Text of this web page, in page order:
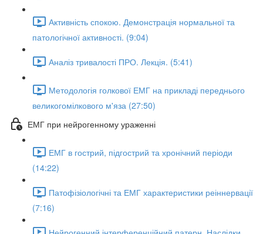
Активність спокою. Демонстрація нормальної та
патологічної активності. (9:04)
Аналіз тривалості ПРО. Лекція. (5:41)
Методологія голкової ЕМГ на прикладі переднього
великогомілкового м'яза (27:50)
ЕМГ при нейрогенному ураженні
ЕМГ в гострий, підгострий та хронічний періоди
(14:22)
Патофізіологічні та ЕМГ характеристики реіннервації
(7:16)